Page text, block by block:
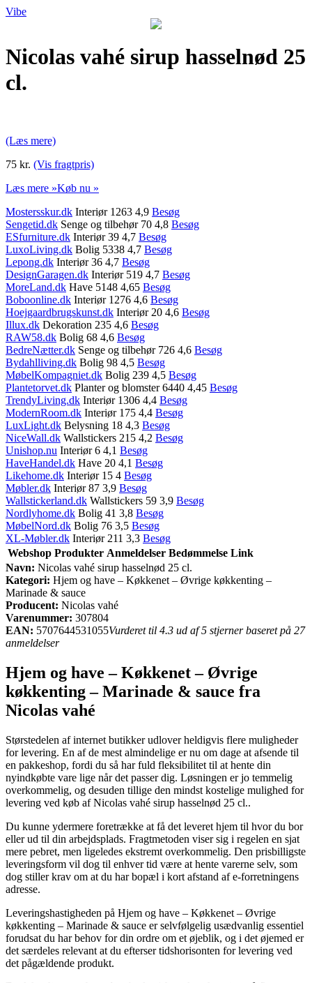
Vibe
Nicolas vahé sirup hasselnød 25
cl.
(Læs mere)
75 kr. (Vis fragtpris)
Læs mere »Køb nu »
Mostersskur.dk Interiør 1263 4,9 Besøg
Sengetid.dk Senge og tilbehør 70 4,8 Besøg
ESfurniture.dk Interiør 39 4,7 Besøg
LuxoLiving.dk Bolig 5338 4,7 Besøg
Lepong.dk Interiør 36 4,7 Besøg
DesignGaragen.dk Interiør 519 4,7 Besøg
MoreLand.dk Have 5148 4,65 Besøg
Boboonline.dk Interiør 1276 4,6 Besøg
Hoejgaardbrugskunst.dk Interiør 20 4,6 Besøg
Illux.dk Dekoration 235 4,6 Besøg
RAW58.dk Bolig 68 4,6 Besøg
BedreNætter.dk Senge og tilbehør 726 4,6 Besøg
Bydahlliving.dk Bolig 98 4,5 Besøg
MøbelKompagniet.dk Bolig 239 4,5 Besøg
Plantetorvet.dk Planter og blomster 6440 4,45 Besøg
TrendyLiving.dk Interiør 1306 4,4 Besøg
ModernRoom.dk Interiør 175 4,4 Besøg
LuxLight.dk Belysning 18 4,3 Besøg
NiceWall.dk Wallstickers 215 4,2 Besøg
Unishop.nu Interiør 6 4,1 Besøg
HaveHandel.dk Have 20 4,1 Besøg
Likehome.dk Interiør 15 4 Besøg
Møbler.dk Interiør 87 3,9 Besøg
Wallstickerland.dk Wallstickers 59 3,9 Besøg
Nordlyhome.dk Bolig 41 3,8 Besøg
MøbelNord.dk Bolig 76 3,5 Besøg
XL-Møbler.dk Interiør 211 3,3 Besøg
Webshop Produkter Anmeldelser Bedømmelse Link
Navn: Nicolas vahé sirup hasselnød 25 cl.
Kategori: Hjem og have – Køkkenet – Øvrige køkkenting –
Marinade & sauce
Producent: Nicolas vahé
Varenummer: 307804
EAN: 5707644531055Vurderet til 4.3 ud af 5 stjerner baseret på 27
anmeldelser
Hjem og have – Køkkenet – Øvrige
køkkenting – Marinade & sauce fra
Nicolas vahé
Størstedelen af internet butikker udlover heldigvis flere muligheder
for levering. En af de mest almindelige er nu om dage at afsende til
en pakkeshop, fordi du så har fuld fleksibilitet til at hente din
nyindkøbte vare lige når det passer dig. Løsningen er jo temmelig
overkommelig, og desuden tillige den mindst kostelige mulighed for
levering ved køb af Nicolas vahé sirup hasselnød 25 cl..
Du kunne ydermere foretrække at få det leveret hjem til hvor du bor
eller ud til din arbejdsplads. Fragtmetoden viser sig i regelen en sjat
mere pebret, men ligeledes ekstremt overkommelig. Den prisbilligste
leveringsform vil dog til enhver tid være at hente varerne selv, som
dog stiller krav om at du har bopæl i kort afstand af e-forretningens
adresse.
Leveringshastigheden på Hjem og have – Køkkenet – Øvrige
køkkenting – Marinade & sauce er selvfølgelig usædvanlig essentiel
forudsat du har behov for din ordre om et øjeblik, og i det øjemed er
det særdeles relevant at du efterser tidshorisonten for levering ved
det pågældende produkt.